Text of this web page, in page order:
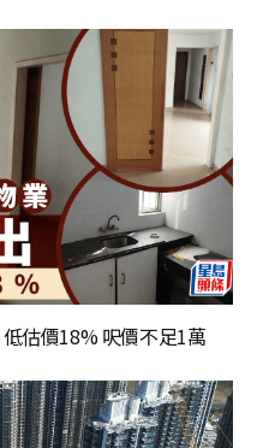
估價18% 呎價不足1萬